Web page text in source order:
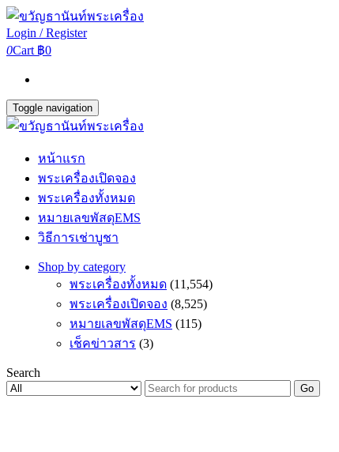
Login / Register
0Cart ฿0
Toggle navigation
หน้าแรก
พระเครื่องเปิดจอง
พระเครื่องทั้งหมด
หมายเลขพัสดุEMS
วิธีการเช่าบูชา
Shop by category
พระเครื่องทั้งหมด (11,554)
พระเครื่องเปิดจอง (8,525)
หมายเลขพัสดุEMS (115)
เช็คข่าวสาร (3)
Search
Go